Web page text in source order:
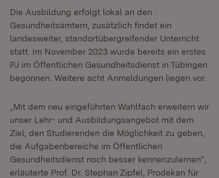
Die Ausbildung erfolgt lokal an den
Gesundheitsämtern, zusätzlich findet ein
landesweiter, standortübergreifender Unterricht
statt. Im November 2023 wurde bereits ein erstes
PJ im Öffentlichen Gesundheitsdienst in Tübingen
begonnen. Weitere acht Anmeldungen liegen vor.
„Mit dem neu eingeführten Wahlfach erweitern wir
unser Lehr- und Ausbildungsangebot mit dem
Ziel, den Studierenden die Möglichkeit zu geben,
die Aufgabenbereiche im Öffentlichen
Gesundheitsdienst noch besser kennenzulernen“,
erläuterte Prof. Dr. Stephan Zipfel, Prodekan für